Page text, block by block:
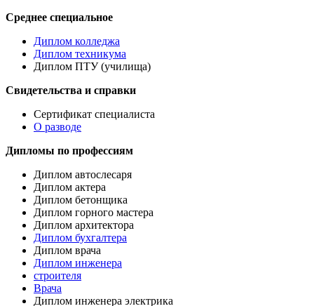
Среднее специальное
Диплом колледжа
Диплом техникума
Диплом ПТУ (училища)
Свидетельства и справки
Сертификат специалиста
О разводе
Дипломы по профессиям
Диплом автослесаря
Диплом актера
Диплом бетонщика
Диплом горного мастера
Диплом архитектора
Диплом бухгалтера
Диплом врача
Диплом инженера
строителя
Врача
Диплом инженера электрика